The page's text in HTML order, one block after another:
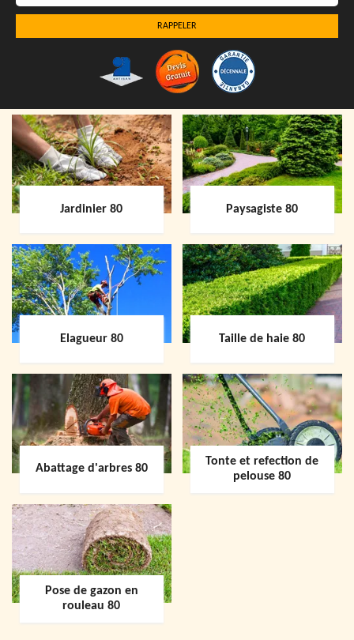
Jardinier 80 Paysagiste 80
Elagueur 80 Taille de haie 80
Abattage d'arbres 80
Tonte et refection de
pelouse 80
Pose de gazon en
rouleau 80